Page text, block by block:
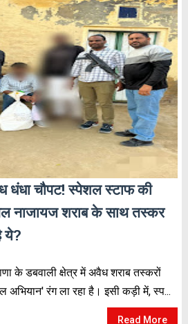
धंधा चौपट! स्पेशल स्टाफ की
नाजायज शराब के साथ तस्कर
ये?
के डबवाली क्षेत्र में अवैध शराब तस्करों
रंग ला रहा है। इसी कड़ी में, स्प...
Read More